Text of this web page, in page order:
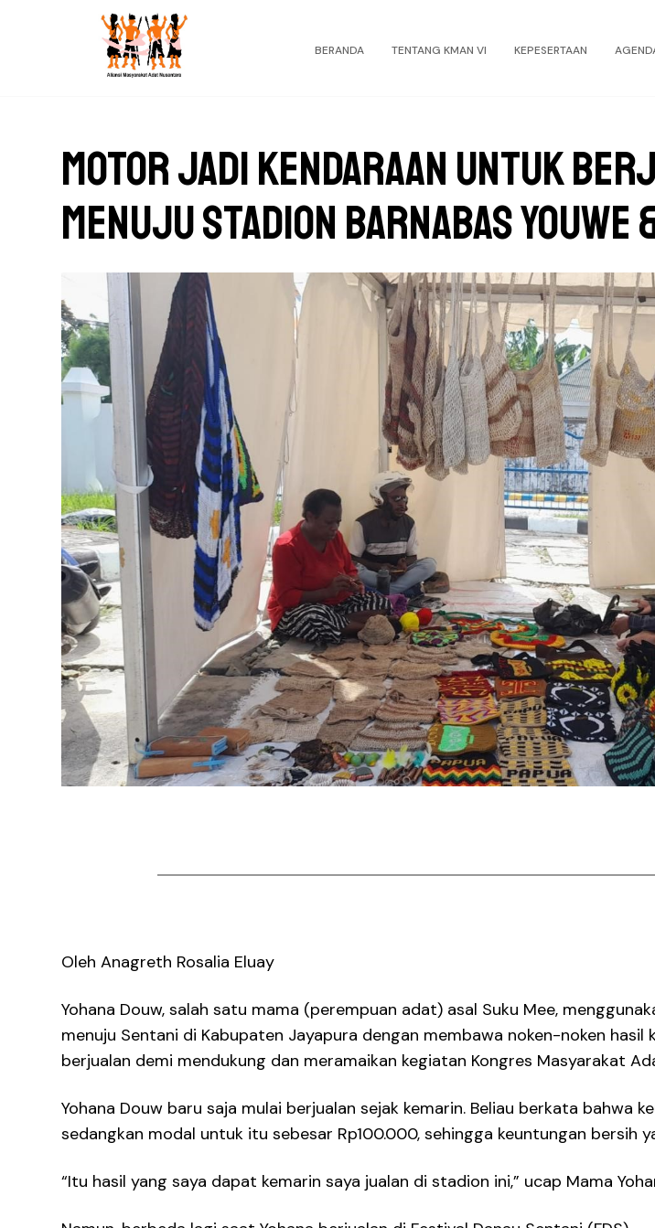
BERANDA TENTANG KMAN VI KEPESERTAAN
Motor Jadi Kendaraan untuk
Menuju Stadion Barnabas Youwe
Oleh Anagreth Rosalia Eluay
Yohana Douw, salah satu mama (perempuan adat) asal Suku Mee,
menuju Sentani di Kabupaten Jayapura dengan membawa noken-noken
berjualan demi mendukung dan meramaikan kegiatan Kongres Masyarakat
Yohana Douw baru saja mulai berjualan sejak kemarin. Beliau berkata bahwa
sedangkan modal untuk itu sebesar Rp100.000, sehingga keuntungan bersih
“Itu hasil yang saya dapat kemarin saya jualan di stadion ini,” ucap Mama